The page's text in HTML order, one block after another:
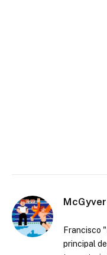
McGyver
Francisco
principal